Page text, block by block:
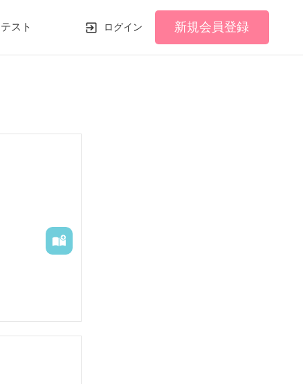
スト ログイン 新規会員登録